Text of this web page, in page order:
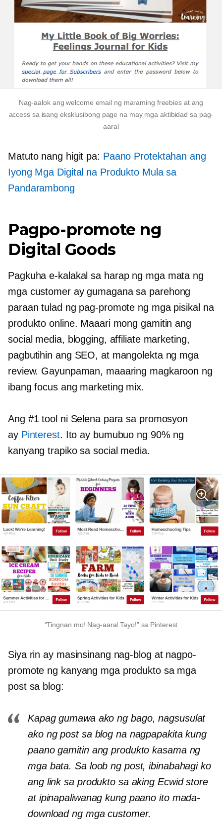
Nag-aalok ang welcome email ng maraming freebies at ang
access sa isang eksklusibong page na may mga aktibidad sa pag-
aaral
Matuto nang higit pa: Paano Protektahan ang
Iyong Mga Digital na Produkto Mula sa
Pandarambong
Pagpo-promote ng
Digital Goods
Pagkuhae-kalakal sa harap ng mga mata ng
mga customer ay gumagana sa parehong
paraan tulad ng pag-promote ng mga pisikal na
produkto online. Maaari mong gamitin ang
social media, blogging, affiliate marketing,
pagbutihin ang SEO, at mangolekta ng mga
review. Gayunpaman, maaaring magkaroon ng
ibang focus ang marketing mix.
Ang #1 tool ni Selena para sa promosyon
ay Pinterest. Ito ay bumubuo ng 90% ng
kanyang trapiko sa social media.
“Tingnan mo! Nag-aaral Tayo!” sa Pinterest
Siya rin ay masinsinang nag-blog at nagpo-
promote ng kanyang mga produkto sa mga
post sa blog:
Kapag gumawa ako ng bago, nagsusulat
ako ng post sa blog na nagpapakita kung
paano gamitin ang produkto kasama ng
mga bata. Sa loob ng post, ibinabahagi ko
ang link sa produkto sa aking Ecwid store
at ipinapaliwanag kung paano ito mada-
download ng mga customer.